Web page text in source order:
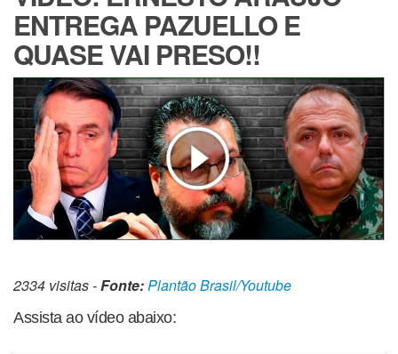
ENTREGA PAZUELLO E
QUASE VAI PRESO!!
2334 visitas -Fonte:Plantão Brasil/Youtube
Assista ao vídeo abaixo: